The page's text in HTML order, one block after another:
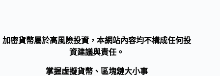
加密貨幣屬於高風險投資，本網站內容均不構成任何投
資建議與責任。
掌握虛擬貨幣、區塊鏈大小事